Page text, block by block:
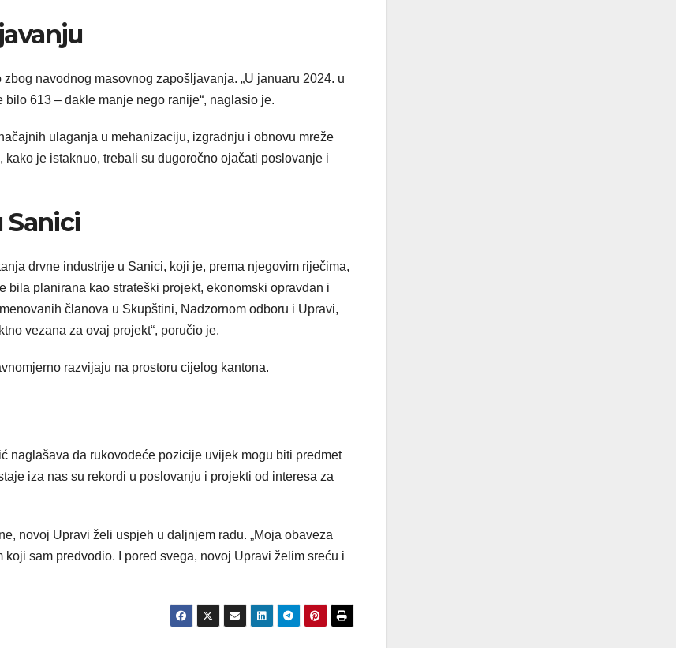
navodnog masovnog zapošljavanja. „U januaru 2024. u
613 – dakle manje nego ranije“, naglasio je.
ulaganja u mehanizaciju, izgradnju i obnovu mreže
je istaknuo, trebali su dugoročno ojačati poslovanje i
drvne industrije u Sanici, koji je, prema njegovim riječima,
bila planirana kao strateški projekt, ekonomski opravdan i
članova u Skupštini, Nadzornom odboru i Upravi,
vezana za ovaj projekt“, poručio je.
razvijaju na prostoru cijelog kantona.
naglašava da rukovodeće pozicije uvijek mogu biti predmet
iza nas su rekordi u poslovanju i projekti od interesa za
novoj Upravi želi uspjeh u daljnjem radu. „Moja obaveza
sam predvodio. I pored svega, novoj Upravi želim sreću i